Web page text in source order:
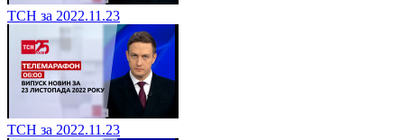
ТСН за 2022.11.23
ТСН за 2022.11.23